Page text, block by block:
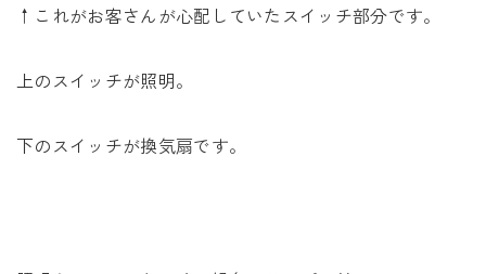
↑これがお客さんが心配していたスイッチ部分です。
上のスイッチが照明。
下のスイッチが換気扇です。